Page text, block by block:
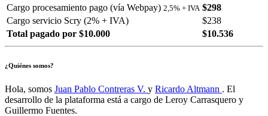
Cargo procesamiento pago (vía Webpay) 2,5% + IVA $298
Cargo servicio Scry (2% + IVA)
$238
Total pagado por $10.000
$10.536
¿Quiénes somos?
Hola, somos Juan Pablo Contreras V. y Ricardo Altmann . El
desarrollo de la plataforma está a cargo de Leroy Carrasquero y
Guillermo Fuentes.